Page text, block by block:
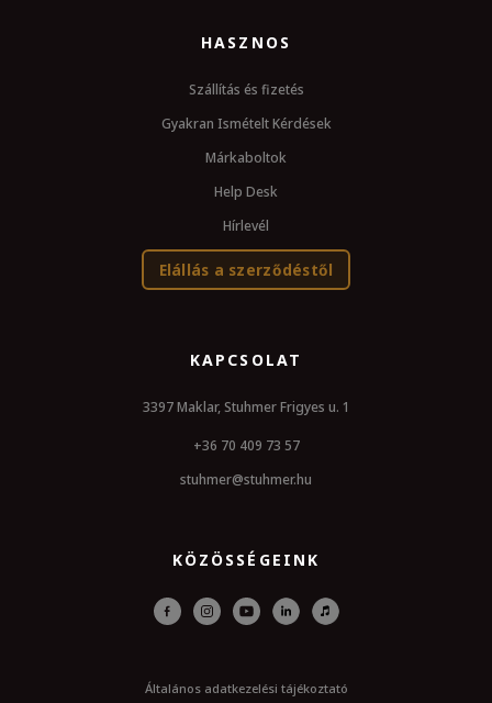
HASZNOS
Szállítás és fizetés
Gyakran Ismételt Kérdések
Márkaboltok
Help Desk
Hírlevél
Elállás a szerződéstől
KAPCSOLAT
3397 Maklar, Stuhmer Frigyes u. 1
+36 70 409 73 57
stuhmer@stuhmer.hu
KÖZÖSSÉGEINK
Általános adatkezelési tájékoztató